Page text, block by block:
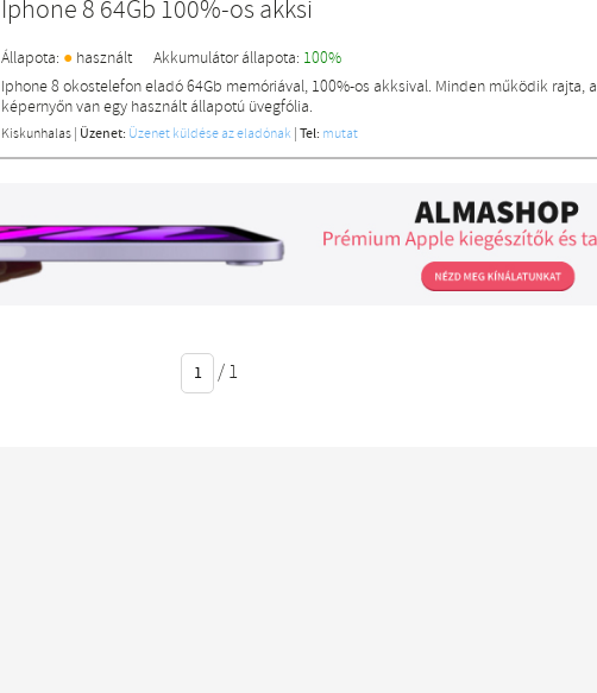
Iphone 8 64Gb 100%-os akksi
Állapota: ● használt Akkumulátor állapota: 100%
Iphone 8 okostelefon eladó 64Gb memóriával, 100%-os akksival. Minden működik rajta, a
képernyőn van egy használt állapotú üvegfólia.
Kiskunhalas | Üzenet: Üzenet küldése az eladónak |Tel: mutat
/1